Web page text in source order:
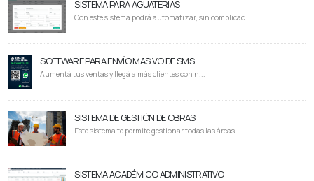
SISTEMA PARA AGUATERIAS
Con este sistema podrá automatizar, sin complicac...
SOFTWARE PARA ENVÍO MASIVO DE SMS
Aumentá tus ventas y llegá a más clientes con n...
SISTEMA DE GESTIÓN DE OBRAS
Este sistema te permite gestionar todas las áreas...
SISTEMA ACADÉMICO ADMINISTRATIVO